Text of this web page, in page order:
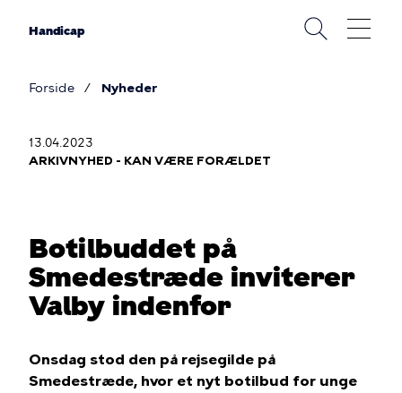
Handicap
Forside Nyheder
13.04.2023
ARKIVNYHED - KAN VÆRE FORÆLDET
Botilbuddet på
Smedestræde inviterer
Valby indenfor
Onsdag stod den på rejsegilde på
Smedestræde, hvor et nyt botilbud for unge